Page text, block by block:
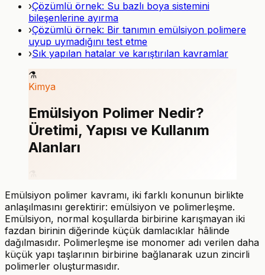
›Çözümlü örnek: Su bazlı boya sistemini
bileşenlerine ayırma
›Çözümlü örnek: Bir tanımın emülsiyon polimere
uyup uymadığını test etme
›Sık yapılan hatalar ve karıştırılan kavramlar
⚗️
Kimya
Emülsiyon Polimer Nedir?
Üretimi, Yapısı ve Kullanım
Alanları
Emülsiyon polimer kavramı, iki farklı konunun birlikte
anlaşılmasını gerektirir: emülsiyon ve polimerleşme.
Emülsiyon, normal koşullarda birbirine karışmayan iki
fazdan birinin diğerinde küçük damlacıklar hâlinde
dağılmasıdır. Polimerleşme ise monomer adı verilen daha
küçük yapı taşlarının birbirine bağlanarak uzun zincirli
polimerler oluşturmasıdır.